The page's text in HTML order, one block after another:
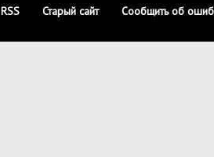
RSS Старый сайт Сообщить об